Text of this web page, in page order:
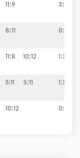
11:9 3:0
8:11 0:3
11:8 10:12 1:3
5:11 3:11 1:3
10:12 0:3